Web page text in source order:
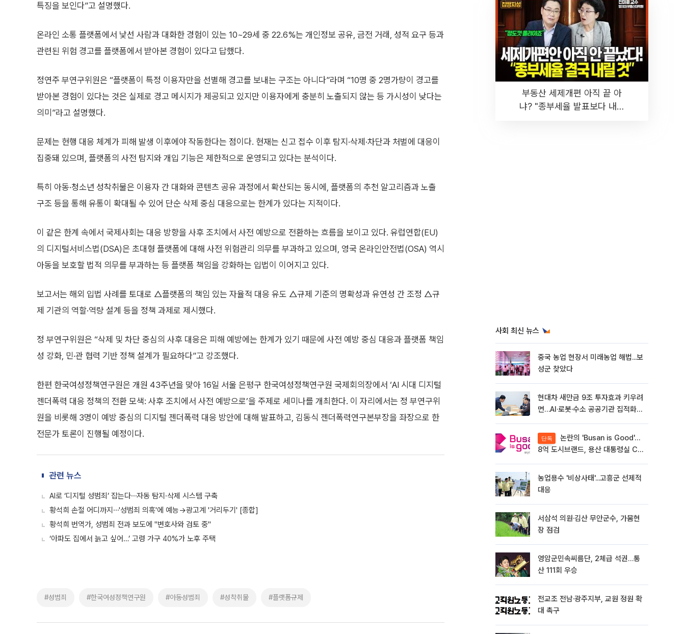
특징을 보인다”고 설명했다.
온라인 소통 플랫폼에서 낯선 사람과 대화한 경험이 있는 10~29세 중 22.6%는 개인정보 공유, 금전 거래, 성적 요구 등과
관련된 위험 경고를 플랫폼에서 받아본 경험이 있다고 답했다.
정연주 부연구위원은 “플랫폼이 특정 이용자만을 선별해 경고를 보내는 구조는 아니다”라며 “10명 중 2명가량이 경고를
받아본 경험이 있다는 것은 실제로 경고 메시지가 제공되고 있지만 이용자에게 충분히 노출되지 않는 등 가시성이 낮다는
의미”라고 설명했다.
문제는 현행 대응 체계가 피해 발생 이후에야 작동한다는 점이다. 현재는 신고 접수 이후 탐지·삭제·차단과 처벌에 대응이
집중돼 있으며, 플랫폼의 사전 탐지와 개입 기능은 제한적으로 운영되고 있다는 분석이다.
특히 아동·청소년 성착취물은 이용자 간 대화와 콘텐츠 공유 과정에서 확산되는 동시에, 플랫폼의 추천 알고리즘과 노출
구조 등을 통해 유통이 확대될 수 있어 단순 삭제 중심 대응으로는 한계가 있다는 지적이다.
이 같은 한계 속에서 국제사회는 대응 방향을 사후 조치에서 사전 예방으로 전환하는 흐름을 보이고 있다. 유럽연합(EU)
의 디지털서비스법(DSA)은 초대형 플랫폼에 대해 사전 위험관리 의무를 부과하고 있으며, 영국 온라인안전법(OSA) 역시
아동을 보호할 법적 의무를 부과하는 등 플랫폼 책임을 강화하는 입법이 이어지고 있다.
보고서는 해외 입법 사례를 토대로 △플랫폼의 책임 있는 자율적 대응 유도 △규제 기준의 명확성과 유연성 간 조정 △규
제 기관의 역할·역량 설계 등을 정책 과제로 제시했다.
정 부연구위원은 “삭제 및 차단 중심의 사후 대응은 피해 예방에는 한계가 있기 때문에 사전 예방 중심 대응과 플랫폼 책임
성 강화, 민·관 협력 기반 정책 설계가 필요하다”고 강조했다.
한편 한국여성정책연구원은 개원 43주년을 맞아 16일 서울 은평구 한국여성정책연구원 국제회의장에서 ‘AI 시대 디지털
젠더폭력 대응 정책의 전환 모색: 사후 조치에서 사전 예방으로’을 주제로 세미나를 개최한다. 이 자리에서는 정 부연구위
원을 비롯해 3명이 예방 중심의 디지털 젠더폭력 대응 방안에 대해 발표하고, 김동식 젠더폭력연구본부장을 좌장으로 한
전문가 토론이 진행될 예정이다.
관련 뉴스
AI로 ‘디지털 성범죄’ 잡는다⋯자동 탐지·삭제 시스템 구축
황석희 손절 어디까지⋯'성범죄 의혹'에 예능→광고계 '거리두기' [종합]
황석희 번역가, 성범죄 전과 보도에 "변호사와 검토 중"
‘아파도 집에서 늙고 싶어…’ 고령 가구 40%가 노후 주택
#성범죄 #한국여성정책연구원 #아동성범죄 #성착취물 #플랫폼규제
부동산 세제개편 아직 끝 아
냐? "종부세율 발표보다 내릴
사회 최신 뉴스
중국 농업 현장서 미래농업 해법...보
성군 찾았다
현대차 새만금 9조 투자효과 키우려
면…AI·로봇·수소 공공기관 집적화
단독
8억 도시브랜드, 용산 대통령실 CI
농업용수 '비상사태'...고흥군 선제적
대응
서삼석 의원·김산 무안군수, 가뭄현
장 점검
영암군민속씨름단, 2체급 석권…통
산 111회 우승
전교조 전남·광주지부, 교원 정원 확
대 촉구